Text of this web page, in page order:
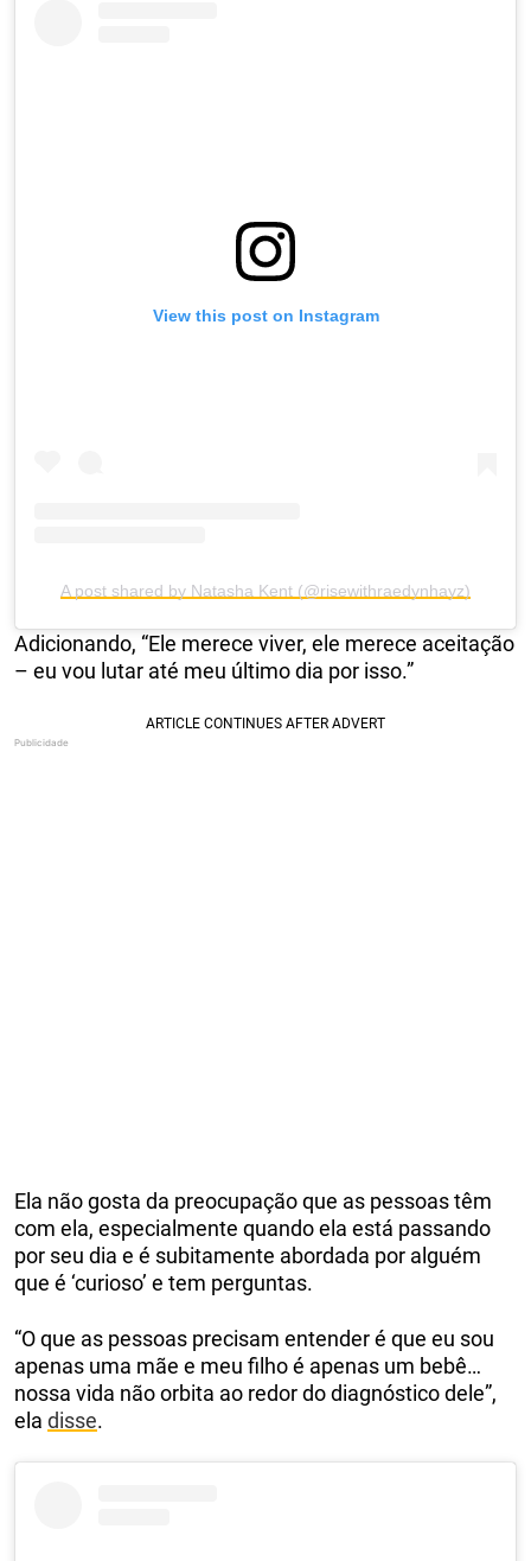
View this post on Instagram
A post shared by Natasha Kent (@risewithraedynhayz)
Adicionando, “Ele merece viver, ele merece aceitação
– eu vou lutar até meu último dia por isso.”
Ela não gosta da preocupação que as pessoas têm
com ela, especialmente quando ela está passando
por seu dia e é subitamente abordada por alguém
que é ‘curioso’ e tem perguntas.
“O que as pessoas precisam entender é que eu sou
apenas uma mãe e meu filho é apenas um bebê…
nossa vida não orbita ao redor do diagnóstico dele”,
ela disse.